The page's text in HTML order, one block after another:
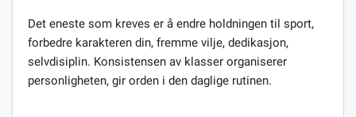
Det eneste som kreves er å endre holdningen til sport,
forbedre karakteren din, fremme vilje, dedikasjon,
selvdisiplin. Konsistensen av klasser organiserer
personligheten, gir orden i den daglige rutinen.